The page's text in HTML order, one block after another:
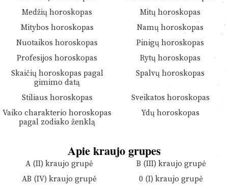
Medžių horoskopas
Mitų horoskopas
Mitybos horoskopas
Namų horoskopas
Nuotaikos horoskopas
Pinigų horoskopas
Profesijos horoskopas
Rytų horoskopas
Skaičių horoskopas pagal
gimimo datą
Spalvų horoskopas
Stiliaus horoskopas
Sveikatos horoskopas
Vaiko charakterio horoskopas
pagal zodiako ženklą
Ydų horoskopas
Apie kraujo grupes
A (II) kraujo grupė
B (III) kraujo grupė
AB (IV) kraujo grupė
0 (I) kraujo grupė